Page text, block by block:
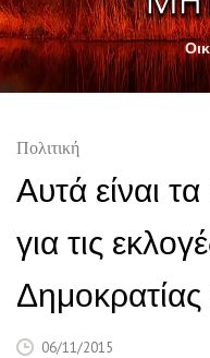
Πολιτική
Αυτά είναι
για τις
06/11/2015